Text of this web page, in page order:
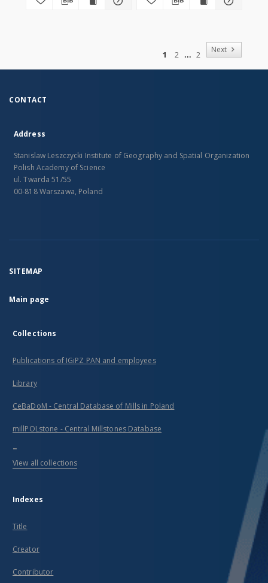
1 2
2
Next
CONTACT
Address
Stanislaw Leszczycki Institute of Geography and Spatial Organization
Polish Academy of Science
ul. Twarda 51/55
00-818 Warszawa, Poland
SITEMAP
Main page
Collections
Publications of IGiPZ PAN and employees
Library
CeBaDoM - Central Database of Mills in Poland
millPOLstone - Central Millstones Database
...
View all collections
Indexes
Title
Creator
Contributor